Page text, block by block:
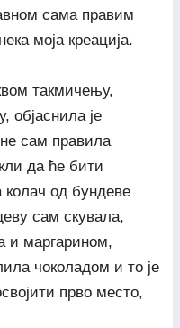
сама правим
моја креација.
такмичењу,
објаснила је
сам правила
да ће бити
од бундеве
сам скувала,
и маргарином,
чоколадом и то је
прво место,